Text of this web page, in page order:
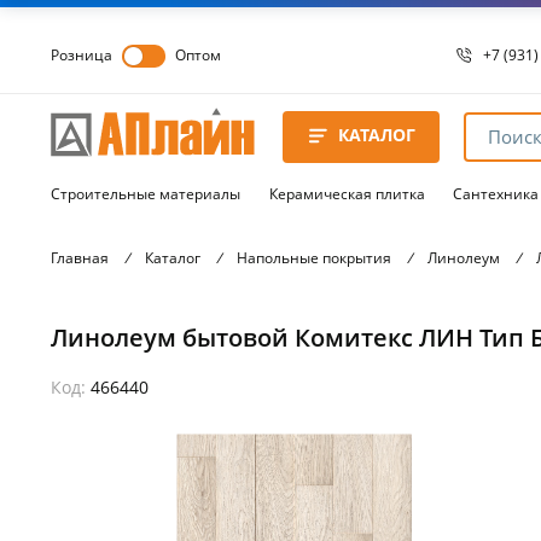
Розница Оптом +7
8 8172
8 8172
КАТАЛОГ
Строительные материалы Керамическая плитка Сантехника
Главная / Каталог / Напольные покрытия / Линолеум /
Линолеум бытовой Комитекс ЛИН Тип Б
Код: 466440